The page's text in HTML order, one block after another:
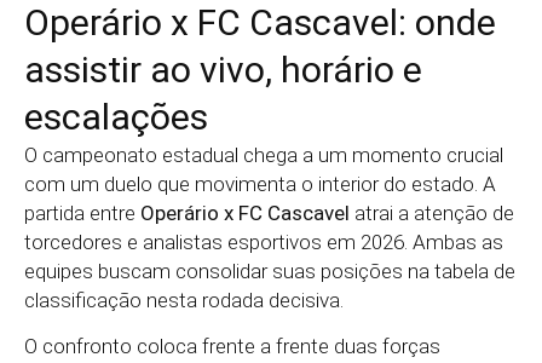
Operário x FC Cascavel: onde
assistir ao vivo, horário e
escalações
O campeonato estadual chega a um momento crucial
com um duelo que movimenta o interior do estado. A
partida entre Operário x FC Cascavel atrai a atenção de
torcedores e analistas esportivos em 2026. Ambas as
equipes buscam consolidar suas posições na tabela de
classificação nesta rodada decisiva.
O confronto coloca frente a frente duas forças